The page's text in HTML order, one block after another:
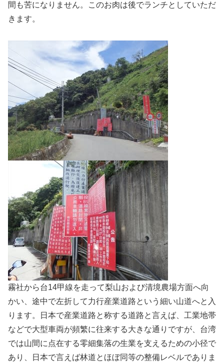
間も苦になりません。このお肉は後でランチとしていただ
きます。
霧社から台14甲線を走って梨山および清境農場方面へ向
かい、途中で左折して力行産業道路という細い山道へと入
ります。日本で産業道路と称する道路と言えば、工業地帯
などで大型車両が頻繁に往来する大きな通りですが、台湾
では山間に点在する零細集落の生業を支えるための小径で
あり、日本で言えば林道とほぼ同等の整備レベルでありま